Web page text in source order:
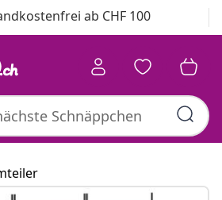
ab CHF 100